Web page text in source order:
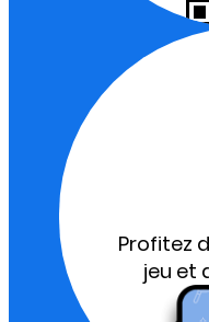
Profitez
jeu et